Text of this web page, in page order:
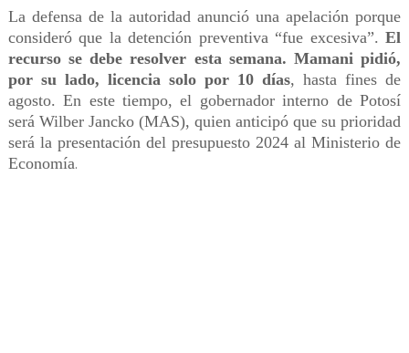
La defensa de la autoridad anunció una apelación porque
consideró que la detención preventiva “fue excesiva”.El
recurso se debe resolver esta semana. Mamani pidió,
por su lado, licencia solo por 10 días, hasta fines de
agosto. En este tiempo, el gobernador interno de Potosí
será Wilber Jancko (MAS), quien anticipó que su prioridad
será la presentación del presupuesto 2024 al Ministerio de
Economía.